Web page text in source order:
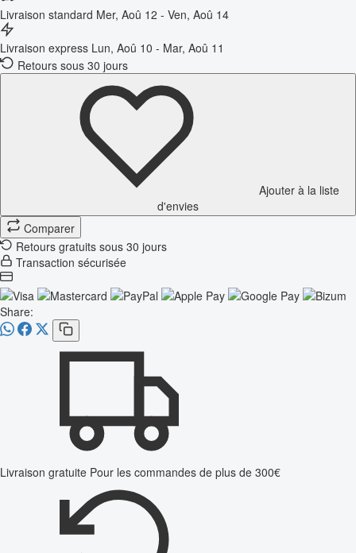
Livraison standard Mer, Aoû 12 - Ven, Aoû 14
Livraison express Lun, Aoû 10 - Mar, Aoû 11
Retours sous 30 jours
Ajouter à la liste
d'envies
Comparer
Retours gratuits sous 30 jours
Transaction sécurisée
Share:
Livraison gratuite Pour les commandes de plus de 300€